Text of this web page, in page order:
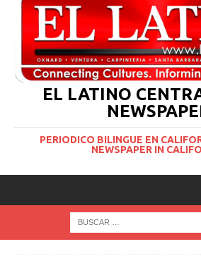
EL LATINO
PERIODICO BILINGUE EN
NEWSPAPER IN